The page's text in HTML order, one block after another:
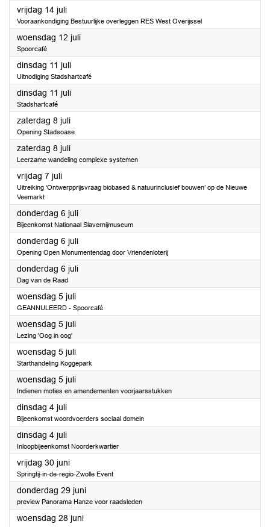
vrijdag 14 juli2023
Vooraankondiging Bestuurlijke overleggen RES West Overijssel
woensdag 12 juli2023
Spoorcafé
dinsdag 11 juli2023
Uitnodiging Stadshartcafé
dinsdag 11 juli2023
Stadshartcafé
zaterdag 8 juli2023
Opening Stadsoase
zaterdag 8 juli2023
Leerzame wandeling complexe systemen
vrijdag 7 juli2023
Uitreiking ‘Ontwerpprijsvraag biobased & natuurinclusief bouwen’ op de Nieuwe
Veemarkt
donderdag 6 juli2023
Bijeenkomst Nationaal Slavernijmuseum
donderdag 6 juli2023
Opening Open Monumentendag door Vriendenloterij
donderdag 6 juli2023
Dag van de Raad
woensdag 5 juli2023
GEANNULEERD - Spoorcafé
woensdag 5 juli2023
Lezing 'Oog in oog'
woensdag 5 juli2023
Starthandeling Koggepark
woensdag 5 juli2023
Indienen moties en amendementen voorjaarsstukken
dinsdag 4 juli2023
Bijeenkomst woordvoerders sociaal domein
dinsdag 4 juli2023
Inloopbijeenkomst Noorderkwartier
vrijdag 30 juni2023
Springtij-in-de-regio-Zwolle Event
donderdag 29 juni2023
preview Panorama Hanze voor raadsleden
woensdag 28 juni2023